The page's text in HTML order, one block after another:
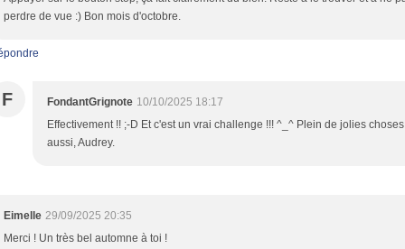
perdre de vue :) Bon mois d'octobre.
F FondantGrignote 10/10/2025 18:17
Effectivement !! ;-D Et c'est un vrai challenge !!! ^_^ Plein de jolies
aussi, Audrey.
Eimelle 29/09/2025 20:35
Merci ! Un très bel automne à toi !